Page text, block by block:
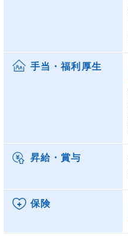
手当・福利厚生
昇給・賞与
保険